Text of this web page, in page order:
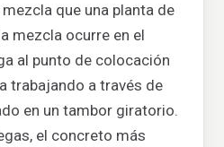
que una planta de
mezcla ocurre en el
al punto de colocación
trabajando a través de
en un tambor giratorio.
el concreto más